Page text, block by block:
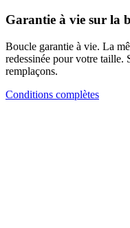
Garantie à vie sur la
Boucle garantie à vie. La
redessinée pour votre taille.
remplaçons.
Conditions complètes